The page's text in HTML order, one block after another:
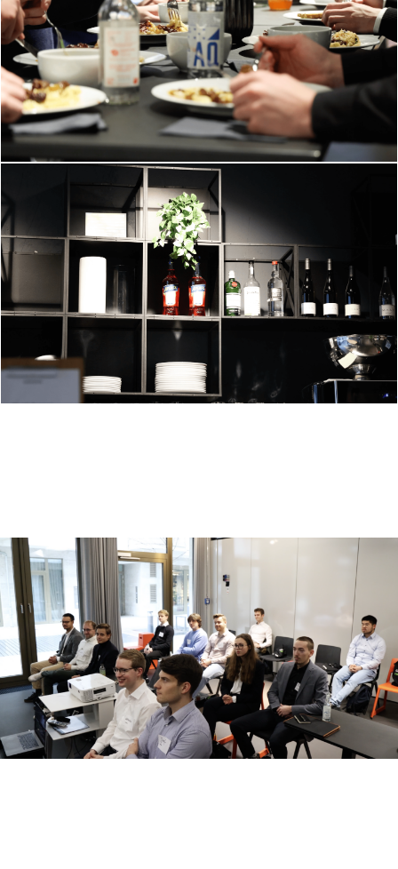
„Als jemand, die bisher nur wenige Berührungspunkte
mit Unternehmensberatungen hatte, bot die HCW eine
hervorragende Gelegenheit, ein klareres Bild von der
Consulting-Branche und insbesondere von einem
potenziellen Arbeitsalltag zu gewinnen. Besonders
bereichernd empfand ich die Gespräche mit anderen
Teilnehmenden und den Beratern, wobei ich es sehr
schätze, dass sie sich sowohl während des offiziellen
Teils als auch beim gemeinsamen Abendessen
ausführlich Zeit genommen haben, um sämtliche